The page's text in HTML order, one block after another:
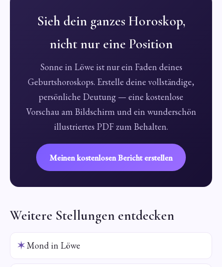
Sieh dein ganzes Horoskop,
nicht nur eine Position
Sonne in Löwe ist nur ein Faden deines
Geburtshoroskops. Erstelle deine vollständige,
persönliche Deutung — eine kostenlose
Vorschau am Bildschirm und ein wunderschön
illustriertes PDF zum Behalten.
Meinen kostenlosen Bericht erstellen
Weitere Stellungen entdecken
✶Mond in Löwe